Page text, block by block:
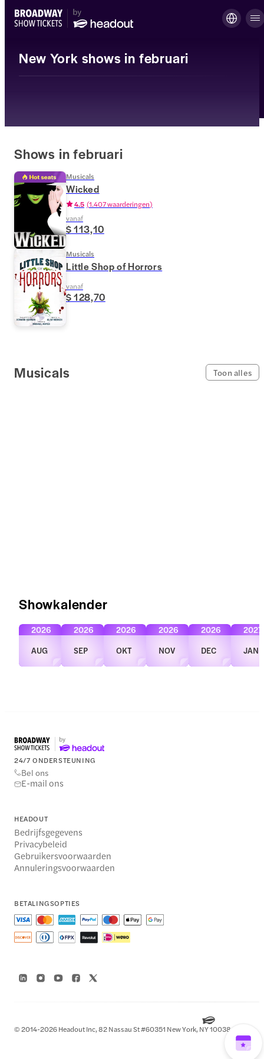
New York shows in februari
Shows in februari
Musicals
Wicked
4.5 (1.407 waarderingen)
vanaf
$ 113,10
Musicals
Little Shop of Horrors
vanaf
$ 128,70
Musicals Toon alles
Showkalender
AUG
2026
SEP
2026
OKT
2026
NOV
2026
DEC
2026
JAN
2027
24/7 ONDERSTEUNING
Bel ons
E-mail ons
HEADOUT
Bedrijfsgegevens
Privacybeleid
Gebruikersvoorwaarden
Annuleringsvoorwaarden
BETALINGSOPTIES
© 2014-2026 Headout Inc, 82 Nassau St #60351 New York, NY 10038